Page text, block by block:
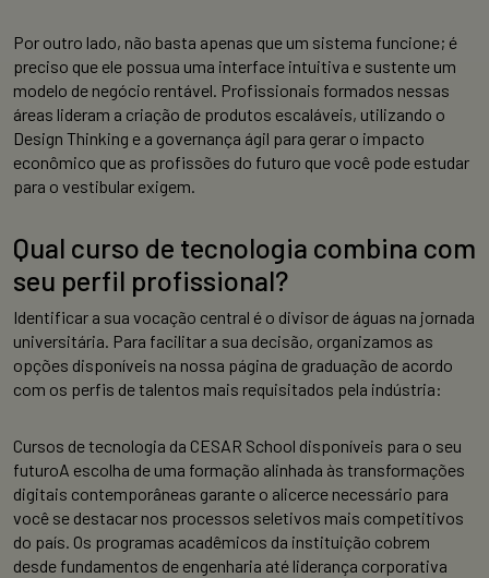
Por outro lado, não basta apenas que um sistema funcione; é
preciso que ele possua uma interface intuitiva e sustente um
modelo de negócio rentável. Profissionais formados nessas
áreas lideram a criação de produtos escaláveis, utilizando o
Design Thinking e a governança ágil para gerar o impacto
econômico que as profissões do futuro que você pode estudar
para o vestibular exigem.
Qual curso de tecnologia combina com
seu perfil profissional?
Identificar a sua vocação central é o divisor de águas na jornada
universitária. Para facilitar a sua decisão, organizamos as
opções disponíveis na nossa página de graduação de acordo
com os perfis de talentos mais requisitados pela indústria:
Cursos de tecnologia da CESAR School disponíveis para o seu
futuroA escolha de uma formação alinhada às transformações
digitais contemporâneas garante o alicerce necessário para
você se destacar nos processos seletivos mais competitivos
do país. Os programas acadêmicos da instituição cobrem
desde fundamentos de engenharia até liderança corporativa